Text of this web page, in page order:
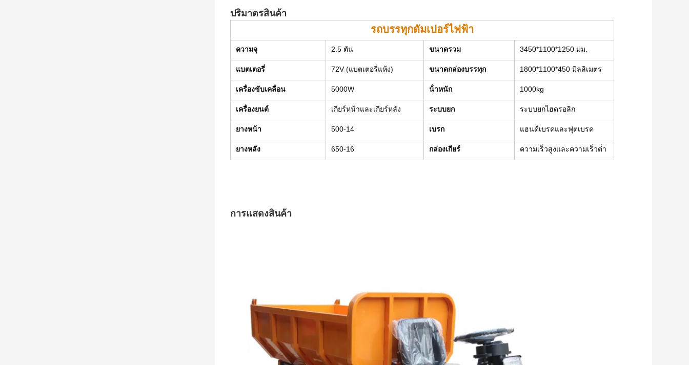
ปริมาตรสินค้า
รถบรรทุกดัมเปอร์ไฟฟ้า
ความจุ 2.5 ตัน ขนาดรวม 3450*1100*1250 มม.
แบตเตอรี่ 72V (แบตเตอรี่แห้ง) ขนาดกล่องบรรทุก 1800*1100*450 มิลลิเมตร
เครื่องขับเคลื่อน 5000W น้ําหนัก 1000kg
เครื่องยนต์ เกียร์หน้าและเกียร์หลัง ระบบยก ระบบยกไฮดรอลิก
ยางหน้า 500-14 เบรก แฮนด์เบรคและฟุตเบรค
ยางหลัง 650-16 กล่องเกียร์ ความเร็วสูงและความเร็วต่ํา
การแสดงสินค้า